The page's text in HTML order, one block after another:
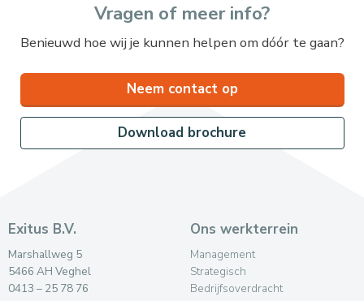
Vragen of meer info?
Benieuwd hoe wij je kunnen helpen om dóór te gaan?
Neem contact op
Download brochure
Exitus B.V.
Marshallweg 5
5466 AH Veghel
0413 – 25 78 76
Ons werkterrein
Management
Strategisch
Bedrijfsoverdracht